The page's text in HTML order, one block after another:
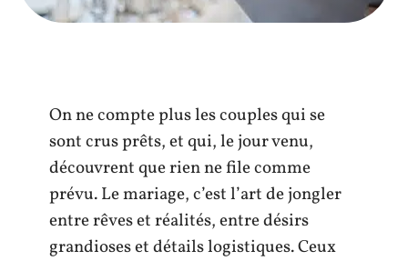
On ne compte plus les couples qui se
sont crus prêts, et qui, le jour venu,
découvrent que rien ne file comme
prévu. Le mariage, c’est l’art de jongler
entre rêves et réalités, entre désirs
grandioses et détails logistiques. Ceux